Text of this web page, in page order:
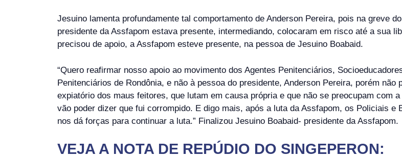
Jesuino lamenta profundamente tal comportamento de Anderson Pereira, pois na greve
presidente da Assfapom estava presente, intermediando, colocaram em risco até a sua
precisou de apoio, a Assfapom esteve presente, na pessoa de Jesuino Boabaid.
“Quero reafirmar nosso apoio ao movimento dos Agentes Penitenciários,
Penitenciários de Rondônia, e não à pessoa do presidente, Anderson Pereira, porém
expiatório dos maus feitores, que lutam em causa própria e que não se preocupam com
vão poder dizer que fui corrompido. E digo mais, após a luta da Assfapom, os Policiais
nos dá forças para continuar a luta.” Finalizou Jesuino Boabaid- presidente da Assfapom.
VEJA A NOTA DE REPÚDIO DO SINGEPERON: